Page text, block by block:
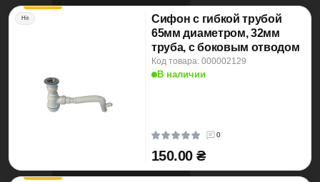
Hit
Сифон с гибкой трубой
65мм диаметром, 32мм
труба, с боковым отводом
Код товара: 000002129
В наличии
0
150.00 ₴